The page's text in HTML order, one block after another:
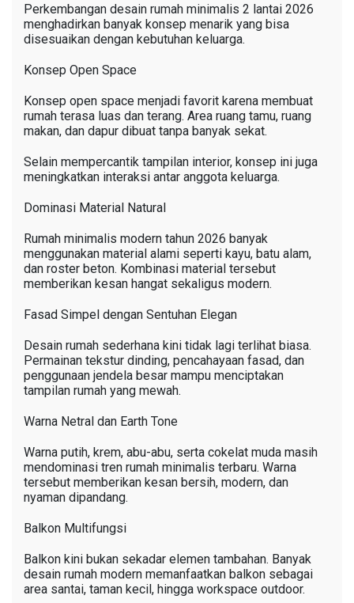
Perkembangan desain rumah minimalis 2 lantai 2026
menghadirkan banyak konsep menarik yang bisa
disesuaikan dengan kebutuhan keluarga.
Konsep Open Space
Konsep open space menjadi favorit karena membuat
rumah terasa luas dan terang. Area ruang tamu, ruang
makan, dan dapur dibuat tanpa banyak sekat.
Selain mempercantik tampilan interior, konsep ini juga
meningkatkan interaksi antar anggota keluarga.
Dominasi Material Natural
Rumah minimalis modern tahun 2026 banyak
menggunakan material alami seperti kayu, batu alam,
dan roster beton. Kombinasi material tersebut
memberikan kesan hangat sekaligus modern.
Fasad Simpel dengan Sentuhan Elegan
Desain rumah sederhana kini tidak lagi terlihat biasa.
Permainan tekstur dinding, pencahayaan fasad, dan
penggunaan jendela besar mampu menciptakan
tampilan rumah yang mewah.
Warna Netral dan Earth Tone
Warna putih, krem, abu-abu, serta cokelat muda masih
mendominasi tren rumah minimalis terbaru. Warna
tersebut memberikan kesan bersih, modern, dan
nyaman dipandang.
Balkon Multifungsi
Balkon kini bukan sekadar elemen tambahan. Banyak
desain rumah modern memanfaatkan balkon sebagai
area santai, taman kecil, hingga workspace outdoor.